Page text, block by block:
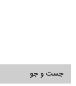
جست و جو